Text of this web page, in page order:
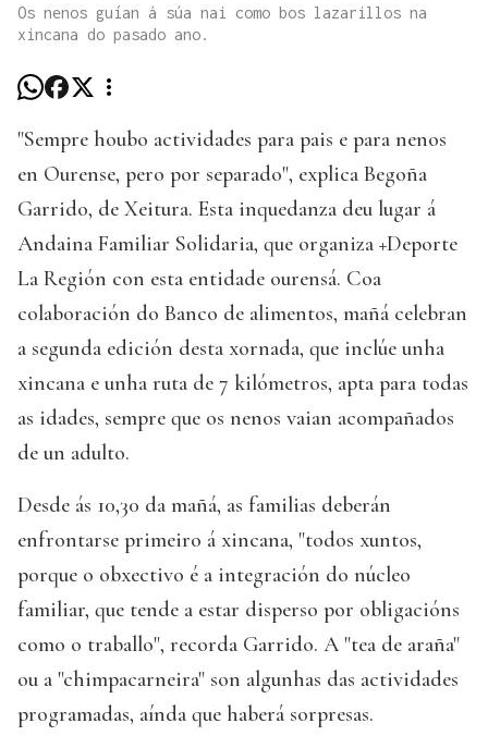
Os nenos guían á súa nai como bos lazarillos na
xincana do pasado ano.
"Sempre houbo actividades para pais e para nenos
en Ourense, pero por separado", explica Begoña
Garrido, de Xeitura. Esta inquedanza deu lugar á
Andaina Familiar Solidaria, que organiza +Deporte
La Región con esta entidade ourensá. Coa
colaboración do Banco de alimentos, mañá celebran
a segunda edición desta xornada, que inclúe unha
xincana e unha ruta de 7 kilómetros, apta para todas
as idades, sempre que os nenos vaian acompañados
de un adulto.
Desde ás 10,30 da mañá, as familias deberán
enfrontarse primeiro á xincana, "todos xuntos,
porque o obxectivo é a integración do núcleo
familiar, que tende a estar disperso por obligacións
como o traballo", recorda Garrido. A "tea de araña"
ou a "chimpacarneira" son algunhas das actividades
programadas, aínda que haberá sorpresas.